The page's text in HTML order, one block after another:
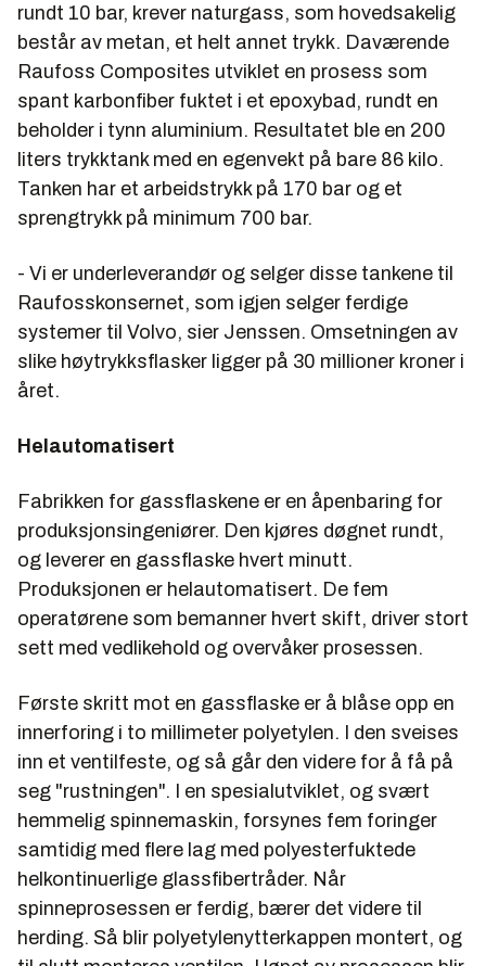
rundt 10 bar, krever naturgass, som hovedsakelig
består av metan, et helt annet trykk. Daværende
Raufoss Composites utviklet en prosess som
spant karbonfiber fuktet i et epoxybad, rundt en
beholder i tynn aluminium. Resultatet ble en 200
liters trykktank med en egenvekt på bare 86 kilo.
Tanken har et arbeidstrykk på 170 bar og et
sprengtrykk på minimum 700 bar.
- Vi er underleverandør og selger disse tankene til
Raufosskonsernet, som igjen selger ferdige
systemer til Volvo, sier Jenssen. Omsetningen av
slike høytrykksflasker ligger på 30 millioner kroner i
året.
Helautomatisert
Fabrikken for gassflaskene er en åpenbaring for
produksjonsingeniører. Den kjøres døgnet rundt,
og leverer en gassflaske hvert minutt.
Produksjonen er helautomatisert. De fem
operatørene som bemanner hvert skift, driver stort
sett med vedlikehold og overvåker prosessen.
Første skritt mot en gassflaske er å blåse opp en
innerforing i to millimeter polyetylen. I den sveises
inn et ventilfeste, og så går den videre for å få på
seg "rustningen". I en spesialutviklet, og svært
hemmelig spinnemaskin, forsynes fem foringer
samtidig med flere lag med polyesterfuktede
helkontinuerlige glassfibertråder. Når
spinneprosessen er ferdig, bærer det videre til
herding. Så blir polyetylenytterkappen montert, og